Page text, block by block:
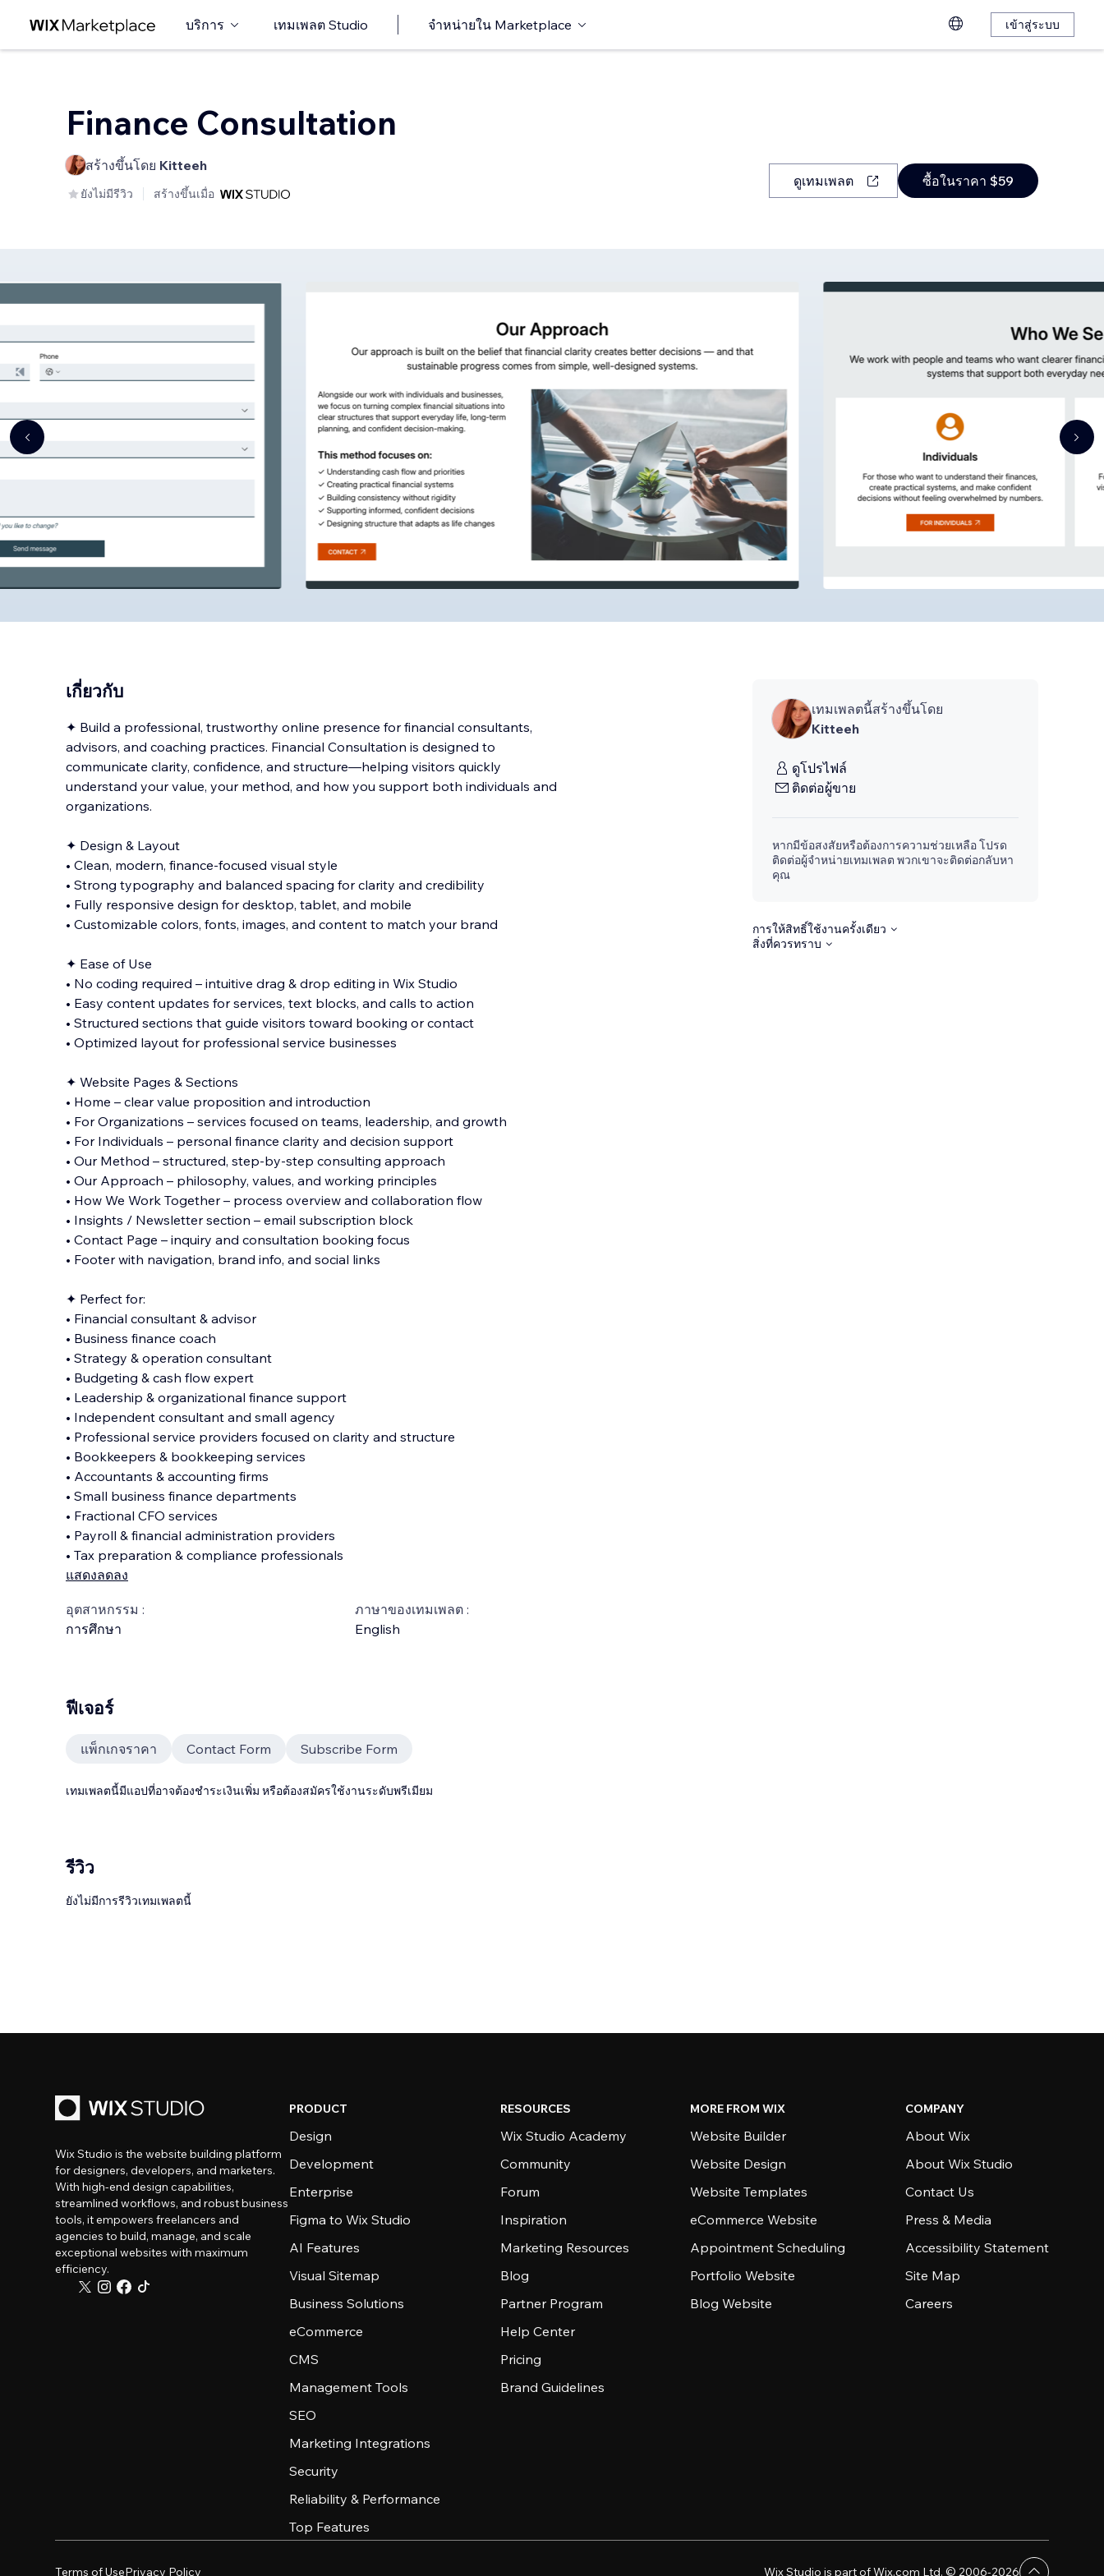
บริการ เทมเพลต Studio จำหน่ายใน Marketplace เข้าสู่ระบบ
Finance Consultation
สร้างขึ้นโดย Kitteeh
ยังไม่มีรีวิว สร้างขึ้นเมื่อ
ดูเทมเพลต ซื้อในราคา $59
เกี่ยวกับ
✦ Build a professional, trustworthy online presence for financial consultants,
advisors, and coaching practices. Financial Consultation is designed to
communicate clarity, confidence, and structure—helping visitors quickly
understand your value, your method, and how you support both individuals and
organizations.
✦ Design & Layout
• Clean, modern, finance-focused visual style
• Strong typography and balanced spacing for clarity and credibility
• Fully responsive design for desktop, tablet, and mobile
• Customizable colors, fonts, images, and content to match your brand
✦ Ease of Use
• No coding required – intuitive drag & drop editing in Wix Studio
• Easy content updates for services, text blocks, and calls to action
• Structured sections that guide visitors toward booking or contact
• Optimized layout for professional service businesses
✦ Website Pages & Sections
• Home – clear value proposition and introduction
• For Organizations – services focused on teams, leadership, and growth
• For Individuals – personal finance clarity and decision support
• Our Method – structured, step-by-step consulting approach
• Our Approach – philosophy, values, and working principles
• How We Work Together – process overview and collaboration flow
• Insights / Newsletter section – email subscription block
• Contact Page – inquiry and consultation booking focus
• Footer with navigation, brand info, and social links
✦ Perfect for:
• Financial consultant & advisor
• Business finance coach
• Strategy & operation consultant
• Budgeting & cash flow expert
• Leadership & organizational finance support
• Independent consultant and small agency
• Professional service providers focused on clarity and structure
• Bookkeepers & bookkeeping services
• Accountants & accounting firms
• Small business finance departments
• Fractional CFO services
• Payroll & financial administration providers
• Tax preparation & compliance professionals
แสดงลดลง
อุตสาหกรรม :
การศึกษา
ภาษาของเทมเพลต :
English
เทมเพลตนี้สร้างขึ้นโดย
Kitteeh
ดูโปรไฟล์
ติดต่อผู้ขาย
หากมีข้อสงสัยหรือต้องการความช่วยเหลือ โปรด
ติดต่อผู้จำหน่ายเทมเพลต พวกเขาจะติดต่อกลับหา
คุณ
การให้สิทธิ์ใช้งานครั้งเดียว
สิ่งที่ควรทราบ
ฟีเจอร์
แพ็กเกจราคา Contact Form Subscribe Form
เทมเพลตนี้มีแอปที่อาจต้องชำระเงินเพิ่ม หรือต้องสมัครใช้งานระดับพรีเมียม
รีวิว
ยังไม่มีการรีวิวเทมเพลตนี้
Wix Studio is the website building platform
for designers, developers, and marketers.
With high-end design capabilities,
streamlined workflows, and robust business
tools, it empowers freelancers and
agencies to build, manage, and scale
exceptional websites with maximum
efficiency.
PRODUCT
Design
Development
Enterprise
Figma to Wix Studio
AI Features
Visual Sitemap
Business Solutions
eCommerce
CMS
Management Tools
SEO
Marketing Integrations
Security
Reliability & Performance
Top Features
RESOURCES
Wix Studio Academy
Community
Forum
Inspiration
Marketing Resources
Blog
Partner Program
Help Center
Pricing
Brand Guidelines
MORE FROM WIX
Website Builder
Website Design
Website Templates
eCommerce Website
Appointment Scheduling
Portfolio Website
Blog Website
COMPANY
About Wix
About Wix Studio
Contact Us
Press & Media
Accessibility Statement
Site Map
Careers
Terms of UsePrivacy Policy Wix Studio is part of Wix.com Ltd. © 2006-2026